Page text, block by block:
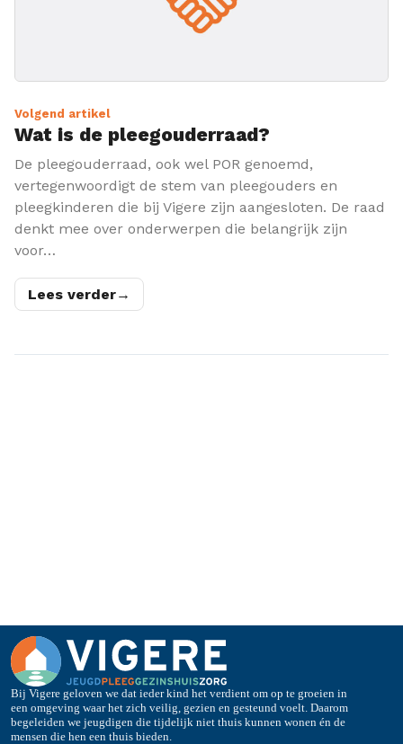
Volgend artikel
Wat is de pleegouderraad?
De pleegouderraad, ook wel POR genoemd,
vertegenwoordigt de stem van pleegouders en
pleegkinderen die bij Vigere zijn aangesloten. De raad
denkt mee over onderwerpen die belangrijk zijn
voor…
Lees verder→
Bij Vigere geloven we dat ieder kind het verdient om op te groeien in
een omgeving waar het zich veilig, gezien en gesteund voelt. Daarom
begeleiden we jeugdigen die tijdelijk niet thuis kunnen wonen én de
mensen die hen een thuis bieden.